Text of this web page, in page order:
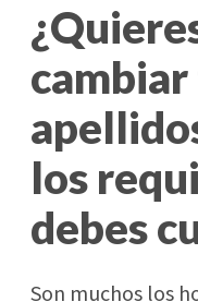
los
debes
Son muchos los